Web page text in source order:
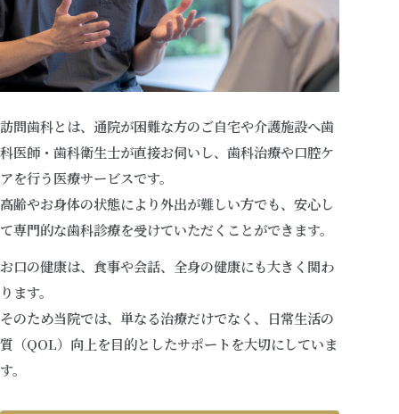
治療方針
医院案内
お知らせ
TEL048-521-0001
9:00-13:00／14:30-18:30
訪問歯科とは、通院が困難な方のご自宅や介護施設へ歯
科医師・歯科衛生士が直接お伺いし、歯科治療や口腔ケ
アを行う医療サービスです。
高齢やお身体の状態により外出が難しい方でも、安心し
て専門的な歯科診療を受けていただくことができます。
お口の健康は、食事や会話、全身の健康にも大きく関わ
ります。
そのため当院では、単なる治療だけでなく、日常生活の
質（QOL）向上を目的としたサポートを大切にしていま
す。